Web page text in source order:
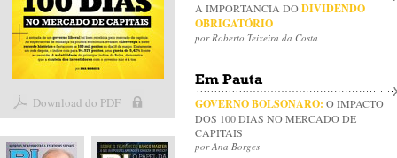
Download do PDF
A IMPORTÂNCIA DODIVIDENDO
OBRIGATÓRIO
por Roberto Teixeira da Costa
Em Pauta
GOVERNO BOLSONARO: O IMPACTO
DOS 100 DIAS NO MERCADO DE
CAPITAIS
por Ana Borges